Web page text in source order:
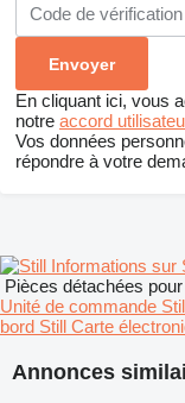
En cliquant ici, vous
notre accord
Vos données
répondre à votre
Annonces
Informations sur
Pièces détachées
Unité de commande
bord Still Carte